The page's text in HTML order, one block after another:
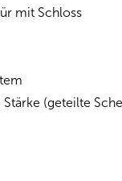
mit Schloss
Stärke (geteilte